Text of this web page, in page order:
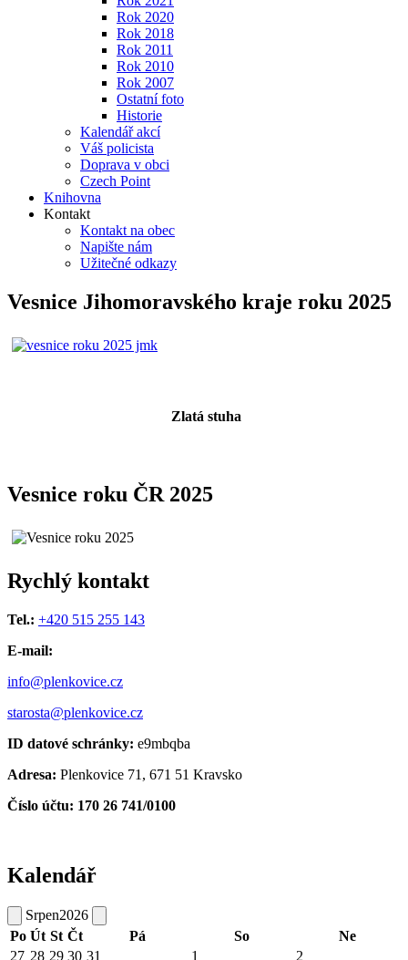
Rok 2020
Rok 2018
Rok 2011
Rok 2010
Rok 2007
Ostatní foto
Historie
Kalendář akcí
Váš policista
Doprava v obci
Czech Point
Knihovna
Kontakt
Kontakt na obec
Napište nám
Užitečné odkazy
Vesnice Jihomoravského kraje roku 2025
Zlatá stuha
Vesnice roku ČR 2025
Rychlý kontakt
Tel.: +420 515 255 143
E-mail:
info@plenkovice.cz
starosta@plenkovice.cz
ID datové schránky: e9mbqba
Adresa: Plenkovice 71, 671 51 Kravsko
Číslo účtu: 170 26 741/0100
Kalendář
Srpen2026
Po Út St Čt Pá So
Ne
27 28 29 30 31 1 2